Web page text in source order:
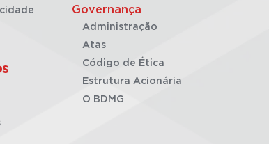
Governança
Administração
Atas
Código de Ética
Estrutura Acionária
O BDMG